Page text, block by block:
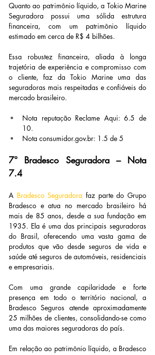
Quanto ao patrimônio líquido, a Tokio Marine
Seguradora possui uma sólida estrutura
financeira, com um patrimônio líquido
estimado em cerca de R$ 4 bilhões.
Essa robustez financeira, aliada à longa
trajetória de experiência e compromisso com
o cliente, faz da Tokio Marine uma das
seguradoras mais respeitadas e confiáveis do
mercado brasileiro.
Nota reputação Reclame Aqui: 6.5 de
10.
Nota consumidor.gov.br: 1.5 de 5
7° Bradesco Seguradora – Nota
7.4
A Bradesco Seguradora faz parte do Grupo
Bradesco e atua no mercado brasileiro há
mais de 85 anos, desde a sua fundação em
1935. Ela é uma das principais seguradoras
do Brasil, oferecendo uma vasta gama de
produtos que vão desde seguros de vida e
saúde até seguros de automóveis, residenciais
e empresariais.
Com uma grande capilaridade e forte
presença em todo o território nacional, a
Bradesco Seguros atende aproximadamente
25 milhões de clientes, consolidando-se como
uma das maiores seguradoras do país.
Em relação ao patrimônio líquido, a Bradesco